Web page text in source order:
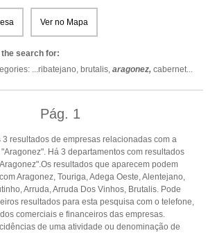
Ver no Mapa
the search for:
...ribatejano, brutalis, aragonez, cabernet...
Pág. 1
3 resultados de empresas relacionadas com a
Há 3 departamentos com resultados
resultados que aparecem podem
Aragonez, Touriga, Adega Oeste, Alentejano,
Arruda, Arruda Dos Vinhos, Brutalis. Pode
resultados para esta pesquisa com o telefone,
comerciais e financeiros das empresas.
de uma atividade ou denominação de